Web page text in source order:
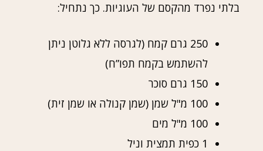
בלתי נפרד מהקסם של העוגיות. כך נתחיל:
250 גרם קמח (לגרסה ללא גלוטן ניתן
להשתמש בקמח תפו”ח)
150 גרם סוכר
100 מ"ל שמן (שמן קנולה או שמן זית)
100 מ"ל מים
1 כפית תמצית וניל